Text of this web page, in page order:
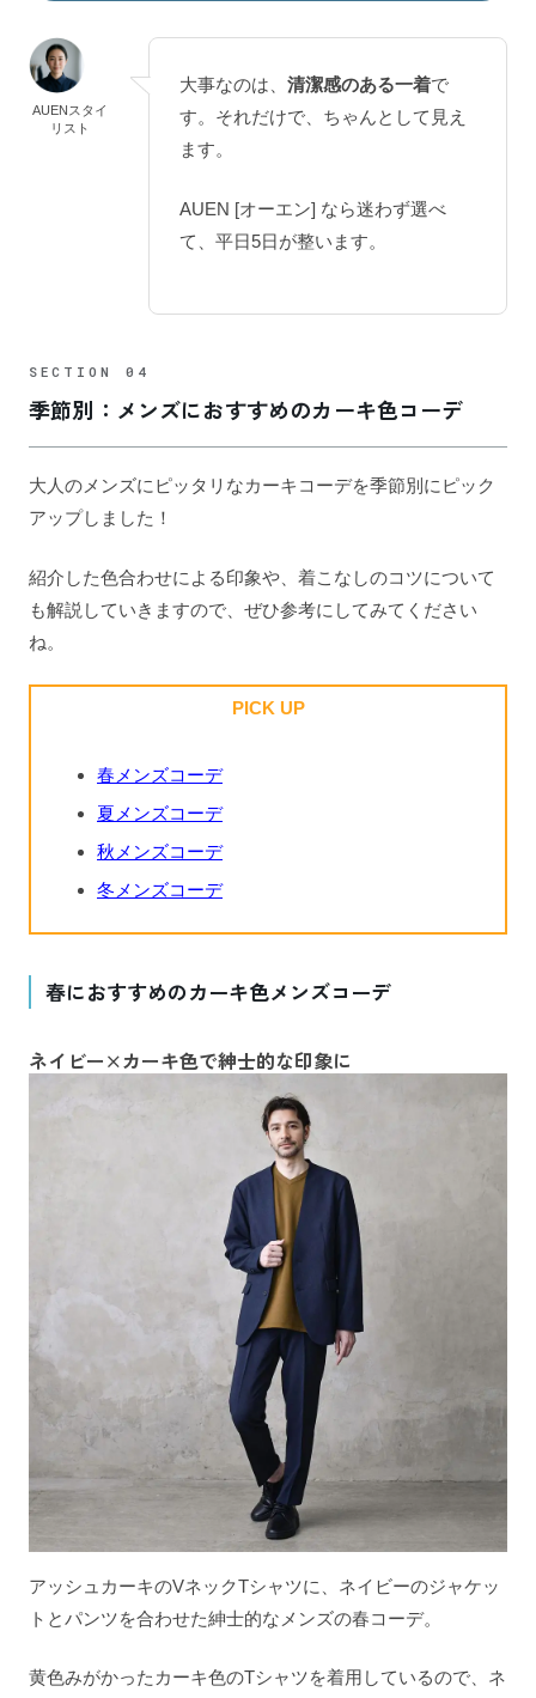
AUENスタイ
リスト
大事なのは、清潔感のある一着で
す。それだけで、ちゃんとして見え
ます。
AUEN [オーエン] なら迷わず選べ
て、平日5日が整います。
季節別：メンズにおすすめのカーキ色コーデ
大人のメンズにピッタリなカーキコーデを季節別にピック
アップしました！
紹介した色合わせによる印象や、着こなしのコツについて
も解説していきますので、ぜひ参考にしてみてください
ね。
PICK UP
春メンズコーデ
夏メンズコーデ
秋メンズコーデ
冬メンズコーデ
春におすすめのカーキ色メンズコーデ
ネイビー×カーキ色で紳士的な印象に
アッシュカーキのVネックTシャツに、ネイビーのジャケッ
トとパンツを合わせた紳士的なメンズの春コーデ。
黄色みがかったカーキ色のTシャツを着用しているので、ネ